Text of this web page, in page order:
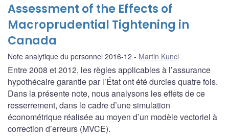
Assessment of the Effects of
Macroprudential Tightening in
Canada
Note analytique du personnel 2016-12 Martin Kuncl
Entre 2008 et 2012, les règles applicables à l’assurance
hypothécaire garantie par l’État ont été durcies quatre fois.
Dans la présente note, nous analysons les effets de ce
resserrement, dans le cadre d’une simulation
économétrique réalisée au moyen d’un modèle vectoriel à
correction d’erreurs (MVCE).